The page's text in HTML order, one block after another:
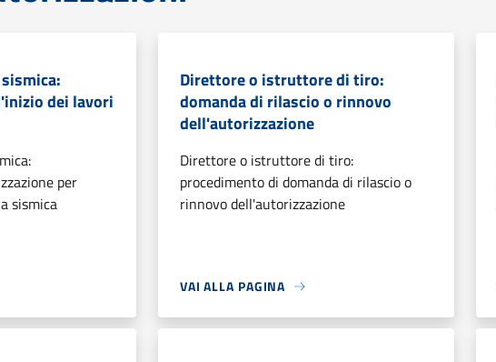
dei lavori
per
sismica
Direttore o istruttore di tiro:
domanda di rilascio o rinnovo
dell'autorizzazione
Direttore o istruttore di tiro:
procedimento di domanda di rilascio o
rinnovo dell'autorizzazione
VAI ALLA PAGINA